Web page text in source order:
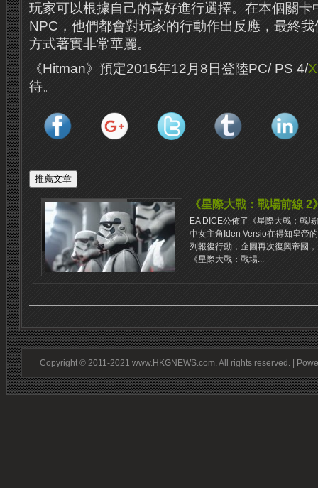
玩家可以根據自己的喜好進行選擇。在本個關
NPC，他們都會對玩家的行動作出反應，最終
方式著實非常華麗。
《Hitman》預定2015年12月8日登陸PC/ PS 4/
待。
《星際大戰：戰場前線
EA DICE公佈了《星際大戰：戰
中女主角Iden Versio在得知皇帝
列報復行動，企圖再次復興帝國
《星際大戰：戰場...
Copyright © 2011-2021 www.HKGNEWS.com. All rights reserved. |